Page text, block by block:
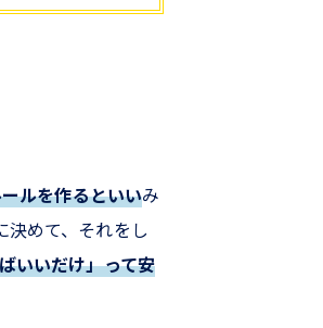
ルを作るといいみ
決めて、それをし
いいだけ」って安